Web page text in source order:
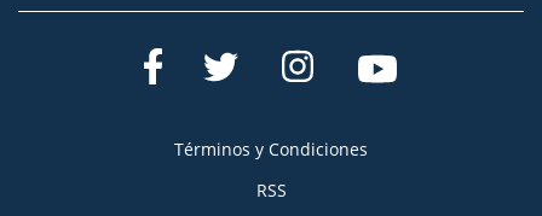
Términos y Condiciones
RSS